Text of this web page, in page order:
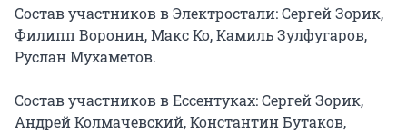
Состав участников в Электростали: Сергей Зорик,
Филипп Воронин, Макс Ко, Камиль Зулфугаров,
Руслан Мухаметов.
Состав участников в Ессентуках: Сергей Зорик,
Андрей Колмачевский, Константин Бутаков,